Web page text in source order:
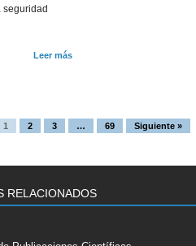
seguridad
Leer más
1 2 3 … 69 Siguiente »
RELACIONADOS